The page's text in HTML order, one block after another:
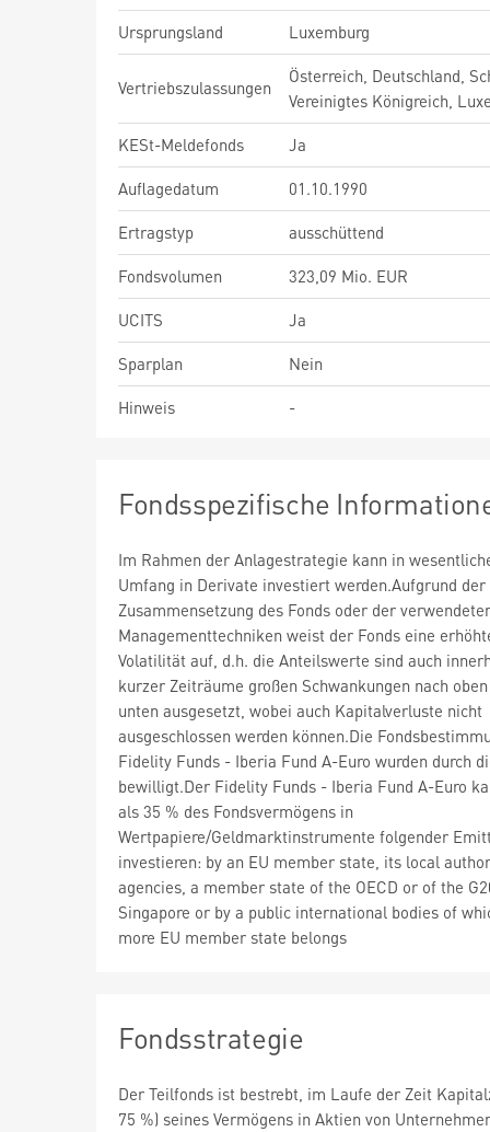
Ursprungsland
Luxemburg
Vertriebszulassungen
Österreich, Deutschland,
Vereinigtes Königreich,
KESt-Meldefonds
Ja
Auflagedatum
01.10.1990
Ertragstyp
ausschüttend
Fondsvolumen
323,09 Mio. EUR
UCITS
Ja
Sparplan
Nein
Hinweis
-
Fondsspezifische
Im Rahmen der Anlagestrategie kann in
Umfang in Derivate investiert werden.Aufgrund der
Zusammensetzung des Fonds oder der
Managementtechniken weist der Fonds eine
Volatilität auf, d.h. die Anteilswerte sind auch
kurzer Zeiträume großen Schwankungen nach
unten ausgesetzt, wobei auch Kapitalverluste nicht
ausgeschlossen werden können.Die
Fidelity Funds - Iberia Fund A-Euro wurden durch
bewilligt.Der Fidelity Funds - Iberia Fund A-Euro
als 35 % des Fondsvermögens in
Wertpapiere/Geldmarktinstrumente folgender
investieren: by an EU member state, its local
agencies, a member state of the OECD or of the
Singapore or by a public international bodies of
more EU member state belongs
Fondsstrategie
Der Teilfonds ist bestrebt, im Laufe der Zeit
75 %) seines Vermögens in Aktien von